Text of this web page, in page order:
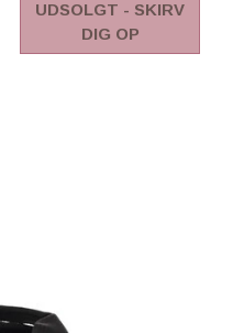
UDSOLGT - SKIRV
DIG OP